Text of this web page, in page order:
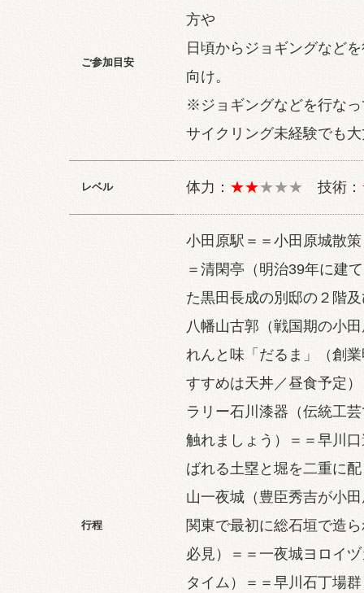
ご参加目安
方や
日頃からジョギングなど
向け。
※ジョギングなどを行な
サイクリング未経験でも
レベル 体力： ★★★★★ 技術：
行程
小田原駅＝＝小田原城散
＝清閑亭（明治39年に建
た黒田長成の別邸の２階
八幡山古郭（戦国期の小
れんと味「だるま」（創
すすめは天丼／昼食予定
ラリー石川漆器（伝統工
触れましょう）＝＝早川
ばれる土塁と堀を二重に
山一夜城（豊臣秀吉が小
関東で最初に総石垣で造
必見）＝＝一夜城ヨロイ
タイム）＝＝早川石丁場